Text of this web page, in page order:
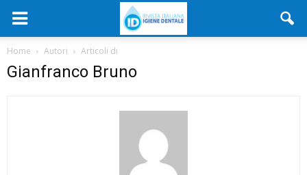
Home Autori Articoli di
Gianfranco Bruno